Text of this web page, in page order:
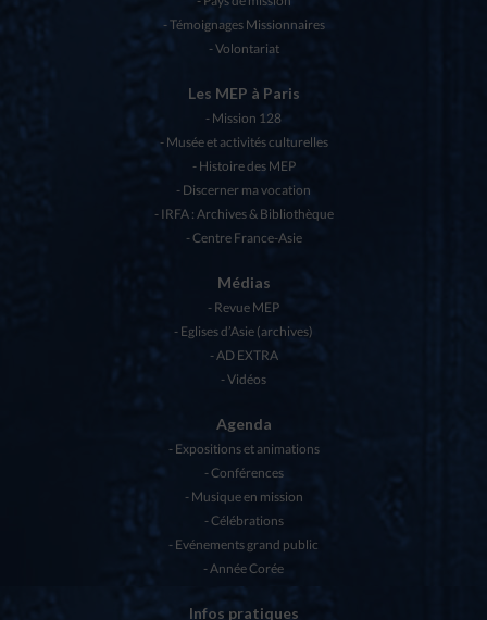
Témoignages Missionnaires
Volontariat
Les MEP à Paris
Mission 128
Musée et activités culturelles
Histoire des MEP
Discerner ma vocation
IRFA : Archives & Bibliothèque
Centre France-Asie
Médias
Revue MEP
Eglises d’Asie (archives)
AD EXTRA
Vidéos
Agenda
Expositions et animations
Conférences
Musique en mission
Célébrations
Evénements grand public
Année Corée
Infos pratiques